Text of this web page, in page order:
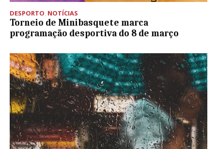
DESPORTO, NOTÍCIAS
Torneio de Minibasquete marca
programação desportiva do 8 de março